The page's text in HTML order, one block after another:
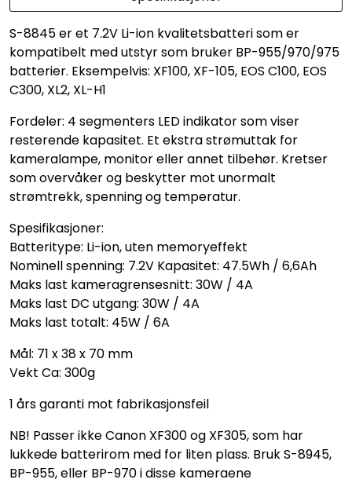
S-8845 er et 7.2V Li-ion kvalitetsbatteri som er
kompatibelt med utstyr som bruker BP-955/970/975
batterier. Eksempelvis: XF100, XF-105, EOS C100, EOS
C300, XL2, XL-H1
Fordeler: 4 segmenters LED indikator som viser
resterende kapasitet. Et ekstra strømuttak for
kameralampe, monitor eller annet tilbehør. Kretser
som overvåker og beskytter mot unormalt
strømtrekk, spenning og temperatur.
Spesifikasjoner:
Batteritype: Li-ion, uten memoryeffekt
Nominell spenning: 7.2V Kapasitet: 47.5Wh / 6,6Ah
Maks last kameragrensesnitt: 30W / 4A
Maks last DC utgang: 30W / 4A
Maks last totalt: 45W / 6A
Mål: 71 x 38 x 70 mm
Vekt Ca: 300g
1 års garanti mot fabrikasjonsfeil
NB! Passer ikke Canon XF300 og XF305, som har
lukkede batterirom med for liten plass. Bruk S-8945,
BP-955, eller BP-970 i disse kameraene